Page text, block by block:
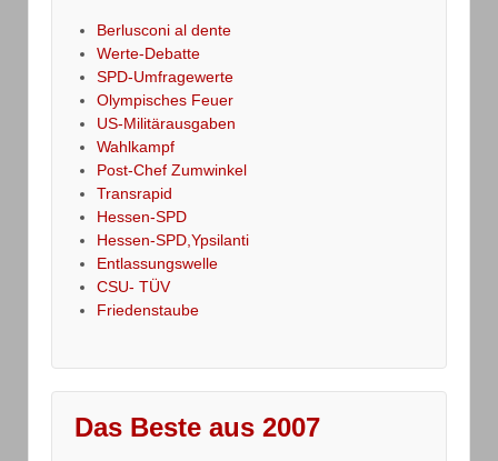
Berlusconi al dente
Werte-Debatte
SPD-Umfragewerte
Olympisches Feuer
US-Militärausgaben
Wahlkampf
Post-Chef Zumwinkel
Transrapid
Hessen-SPD
Hessen-SPD,Ypsilanti
Entlassungswelle
CSU- TÜV
Friedenstaube
Das Beste aus 2007